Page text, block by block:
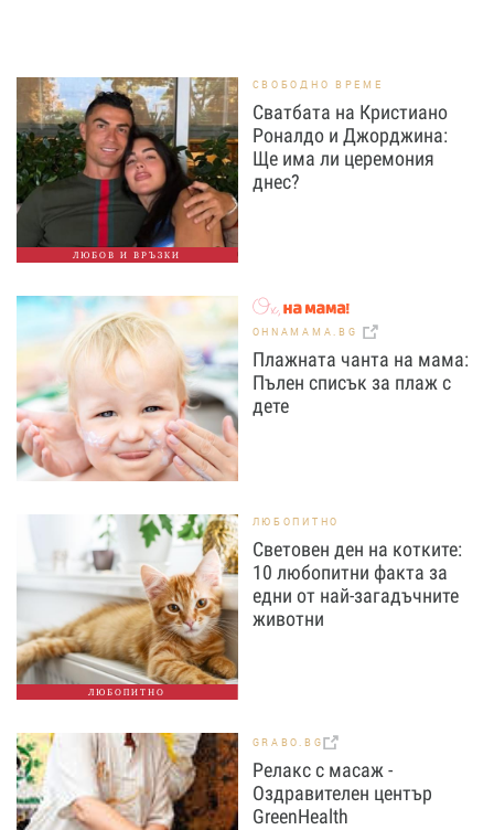
ЛЮБОВ И ВРЪЗКИ
СВОБОДНО ВРЕМЕ
Сватбата на Кристиано
Роналдо и Джорджина:
Ще има ли церемония
днес?
OHNAMAMA.BG
Плажната чанта на мама:
Пълен списък за плаж с
дете
ЛЮБОПИТНО
ЛЮБОПИТНО
Световен ден на котките:
10 любопитни факта за
едни от най-загадъчните
животни
GRABO.BG
Релакс с масаж -
Оздравителен център
GreenHealth